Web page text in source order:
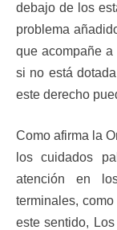
debajo de los
problema
que acompañe
si no está
este derecho
Como afirma la
los cuidados
atención en
terminales,
este sentido,